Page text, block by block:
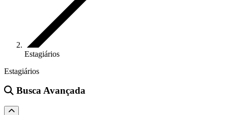
Estagiários
Estagiários
Busca Avançada